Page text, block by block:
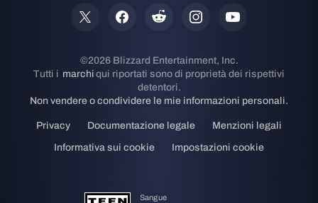
prescaricare il gioco a partire dalle 09:00 PDT
Accorpare gli account- Con l'arrivo della
progressione condivisa, i giocatori potranno
accorpare più account di Overwatch per conservare i
progressi e gli oggetti cosmetici in un singolo profilo
di Overwatch 2. I giocatori con più account dovranno
confermare l'accorpamento degli account per
una sola piattaforma, non devi fare altro.